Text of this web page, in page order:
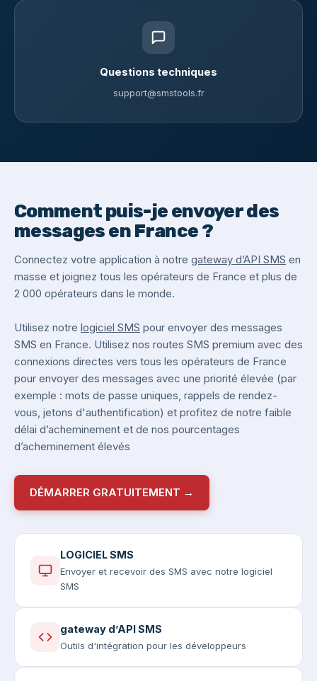
Questions techniques
support@smstools.fr
Comment puis-je envoyer des
messages en France ?
Connectez votre application à notre gateway d’API SMS en
masse et joignez tous les opérateurs de France et plus de
2 000 opérateurs dans le monde.
Utilisez notre logiciel SMS pour envoyer des messages
SMS en France. Utilisez nos routes SMS premium avec des
connexions directes vers tous les opérateurs de France
pour envoyer des messages avec une priorité élevée (par
exemple : mots de passe uniques, rappels de rendez-
vous, jetons d'authentification) et profitez de notre faible
délai d’acheminement et de nos pourcentages
d’acheminement élevés
DÉMARRER GRATUITEMENT →
LOGICIEL SMS
Envoyer et recevoir des SMS avec notre logiciel
SMS
gateway d’API SMS
Outils d'intégration pour les développeurs